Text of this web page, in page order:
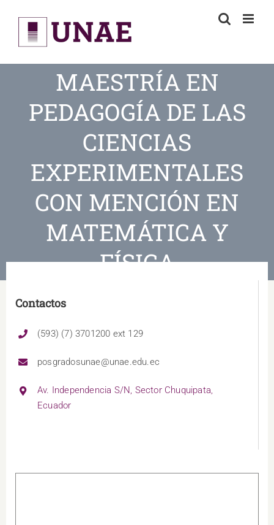
content
MAESTRÍA EN
PEDAGOGÍA DE LAS
CIENCIAS
EXPERIMENTALES
CON MENCIÓN EN
MATEMÁTICA Y
FÍSICA
Contactos
(593) (7) 3701200 ext 129
posgradosunae@unae.edu.ec
Av. Independencia S/N, Sector Chuquipata,
Ecuador